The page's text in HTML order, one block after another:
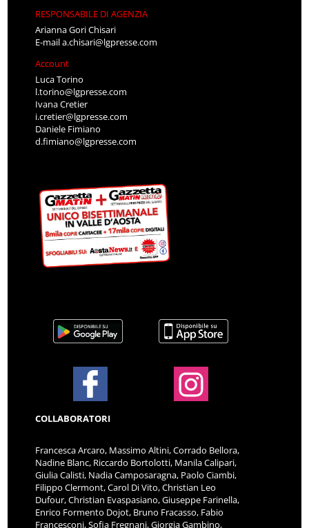
RESPONSABILE DI AGENZIA
Arianna Gori Chisari
E-maila.chisari@lgpresse.com
Account
Luca Torino
l.torino@lgpresse.com
Ivana Cretier
i.cretier@lgpresse.com
Daniele Fimiano
d.fimiano@lgpresse.com
COLLABORATORI
Francesca Arcaro, Massimo Altini, Corrado Bellora,
Nadine Blanc, Riccardo Bortolotti, Manila Calipari,
Giulia Calisti, Nadia Camposaragna, Paolo Ciambi,
Filippo Clermont, Carol Di Vito, Christian Leo
Dufour, Christian Evaspasiano, Giuseppe Farinella,
Enrico Formento Dojot, Bruno Fracasso, Fabio
Francesconi, Sofia Fregnani, Giorgia Gambino,